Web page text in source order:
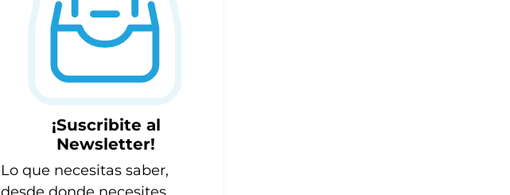
¡Suscribite al
Newsletter!
Lo que necesitas saber,
desde donde necesites